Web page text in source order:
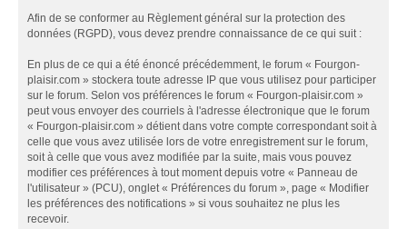
Afin de se conformer au Règlement général sur la protection des
données (RGPD), vous devez prendre connaissance de ce qui suit :
En plus de ce qui a été énoncé précédemment, le forum « Fourgon-
plaisir.com » stockera toute adresse IP que vous utilisez pour participer
sur le forum. Selon vos préférences le forum « Fourgon-plaisir.com »
peut vous envoyer des courriels à l'adresse électronique que le forum
« Fourgon-plaisir.com » détient dans votre compte correspondant soit à
celle que vous avez utilisée lors de votre enregistrement sur le forum,
soit à celle que vous avez modifiée par la suite, mais vous pouvez
modifier ces préférences à tout moment depuis votre « Panneau de
l'utilisateur » (PCU), onglet « Préférences du forum », page « Modifier
les préférences des notifications » si vous souhaitez ne plus les
recevoir.